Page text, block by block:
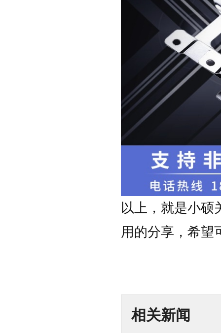
以上，就是小硕
用的分享，希望
相关新闻